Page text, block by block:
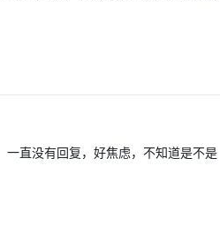
直没有回复，好焦虑，不知道是不是